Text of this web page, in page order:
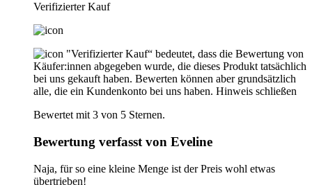
Verifizierter Kauf
"Verifizierter Kauf“ bedeutet, dass die Bewertung von
Käufer:innen abgegeben wurde, die dieses Produkt tatsächlich
bei uns gekauft haben. Bewerten können aber grundsätzlich
alle, die ein Kundenkonto bei uns haben. Hinweis schließen
Bewertet mit 3 von 5 Sternen.
Bewertung verfasst von Eveline
Naja, für so eine kleine Menge ist der Preis wohl etwas
übertrieben!